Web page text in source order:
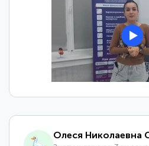
Олеся Николаевна